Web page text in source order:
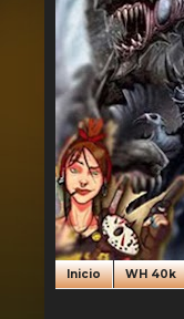
Inicio WH 40k